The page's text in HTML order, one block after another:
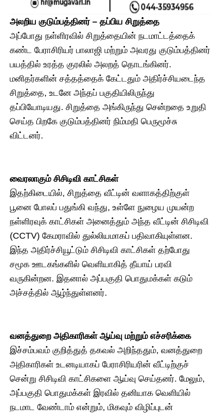
அலறிய குடும்பத்தினர் – தப்பிய சிறுத்தை
​அப்போது நள்ளிரவில் சிறுத்தையின் நடமாட்டத்தைக்
கண்ட பேராசிரியர் பாலாஜி மற்றும் அவரது குடும்பத்தினர்
பயத்தில் உரத்த குரலில் அலறத் தொடங்கினர்.
மனிதர்களின் சத்தத்தைக் கேட்டதும் அதிர்ச்சியடைந்த
சிறுத்தை, உடனே அந்தப் பகுதியிலிருந்து
தப்பியோடியது. சிறுத்தை அங்கிருந்து சென்றதை உறுதி
செய்த பிறகே குடும்பத்தினர் நிம்மதி பெருமூச்சு
விட்டனர்.
வைரலாகும் சிசிடிவி காட்சிகள்
​இதற்கிடையில், சிறுத்தை வீட்டின் வளாகத்திற்குள்
பூனை போலப் பதுங்கி வந்து, உள்ளே நுழைய முயன்ற
நள்ளிரவுக் காட்சிகள் அனைத்தும் அந்த வீட்டின் சிசிடிவி
(CCTV) கேமராவில் துல்லியமாகப் பதிவாகியுள்ளன.
இந்த அதிர்ச்சியூட்டும் சிசிடிவி காட்சிகள் தற்போது
சமூக ஊடகங்களில் வெளியாகித் தீயாய் பரவி
வருகின்றன. இதனால் அப்பகுதி பொதுமக்கள் கடும்
அச்சத்தில் ஆழ்ந்துள்ளனர்.
வனத்துறை அதிகாரிகள் ஆய்வு மற்றும் எச்சரிக்கை
​இச்சம்பவம் குறித்துத் தகவல் அறிந்ததும், வனத்துறை
அதிகாரிகள் உடனடியாகப் பேராசிரியரின் வீட்டிற்குச்
சென்று சிசிடிவி காட்சிகளை ஆய்வு செய்தனர். மேலும்,
அப்பகுதி பொதுமக்கள் இரவில் தனியாக வெளியில்
நடமாட வேண்டாம் என்றும், மிகவும் விழிப்புடன்